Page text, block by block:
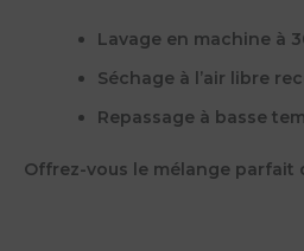
Lavage en machine à
Séchage à l’air libre
Repassage à basse
Offrez-vous le mélange parfait